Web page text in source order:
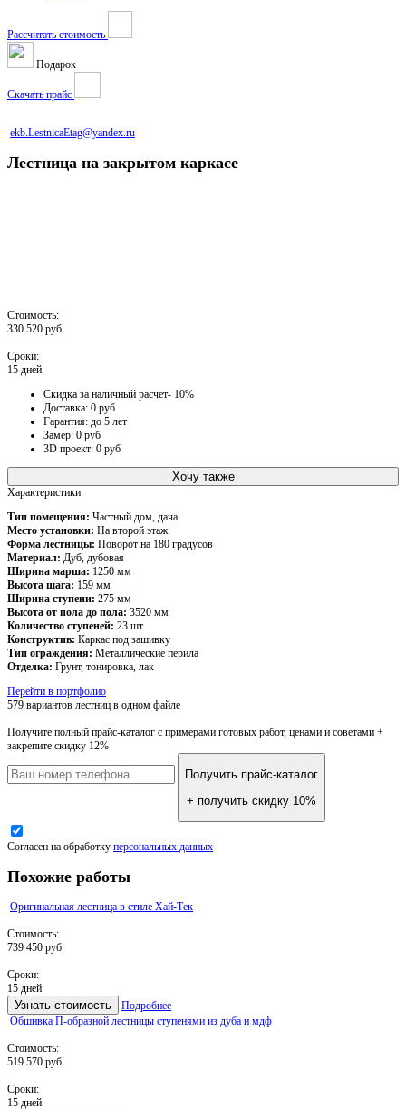
Рассчитать стоимость
Подарок
Скачать прайс
ekb.LestnicaEtag@yandex.ru
Лестница на закрытом каркасе
Стоимость:
330 520 руб
Сроки:
15 дней
Скидка за наличный расчет- 10%
Доставка: 0 руб
Гарантия: до 5 лет
Замер: 0 руб
3D проект: 0 руб
Хочу также
Характеристики
Тип помещения: Частный дом, дача
Место установки: На второй этаж
Форма лестницы: Поворот на 180 градусов
Материал: Дуб, дубовая
Ширина марша: 1250 мм
Высота шага: 159 мм
Ширина ступени: 275 мм
Высота от пола до пола: 3520 мм
Количество ступеней: 23 шт
Конструктив: Каркас под зашивку
Тип ограждения: Металлические перила
Отделка: Грунт, тонировка, лак
Перейти в портфолио
579 вариантов лестниц в одном файле
Получите полный прайс-каталог с примерами готовых работ, ценами и советами +
закрепите скидку 12%
Получить прайс-каталог
+ получить скидку 10%
Согласен на обработку персональных данных
Похожие работы
Оригинальная лестница в стиле Хай-Тек
Стоимость:
739 450 руб
Сроки:
15 дней
Узнать стоимость
Подробнее
Обшивка П-образной лестницы ступенями из дуба и мдф
Стоимость:
519 570 руб
Сроки:
15 дней